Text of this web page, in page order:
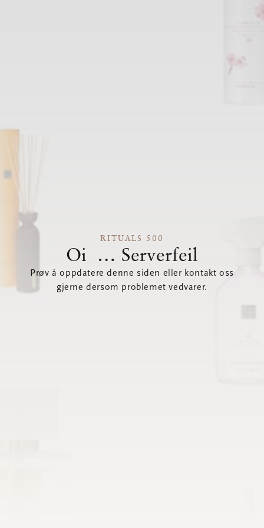
RITUALS 500
Oi … Serverfeil
Prøv å oppdatere denne siden eller kontakt oss
gjerne dersom problemet vedvarer.